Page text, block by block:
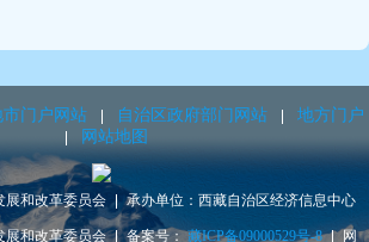
市门户网站 自治区政府部门网站
地方门户
网站地图
展和改革委员会 承办单位：西藏自治区经济信息中心
展和改革委员会 备案号：藏ICP备09000529号-8 网